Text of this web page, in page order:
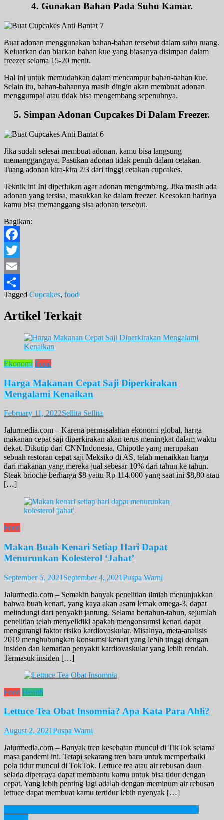
4. Gunakan Bahan Pada Suhu Kamar.
Buat adonan menggunakan bahan-bahan tersebut dalam suhu ruang.
Keluarkan dan biarkan bahan kue yang biasanya disimpan dalam
freezer selama 15-20 menit.
Hal ini untuk memudahkan dalam mencampur bahan-bahan kue.
Selain itu, bahan-bahannya masih dingin akan membuat adonan
menggumpal atau tidak bisa mengembang sepenuhnya.
5. Simpan Adonan Cupcakes Di Dalam Freezer.
Jika sudah selesai membuat adonan, kamu bisa langsung
memanggangnya. Pastikan adonan tidak penuh dalam cetakan.
Tuang adonan kira-kira 2/3 dari tinggi cetakan cupcakes.
Teknik ini Ini diperlukan agar adonan mengembang. Jika masih ada
adonan yang tersisa, masukkan ke dalam freezer. Keesokan harinya
kamu bisa memanggang sisa adonan tersebut.
Bagikan:
Facebook
Twitter
Email
Share
Tagged Cupcakes, food
Artikel Terkait
Ekonomi Food
Harga Makanan Cepat Saji Diperkirakan
Mengalami Kenaikan
February 11, 2022Sellita Sellita
Jalurmedia.com – Karena permasalahan ekonomi global, harga
makanan cepat saji diperkirakan akan terus meningkat dalam waktu
dekat. Dikutip dari CNNIndonesia, Chipotle yang merupakan
sebuah restoran cepat saji Meksiko di AS, telah menaikkan harga
dari makanan yang mereka jual sebesar 10% dari tahun ke tahun.
Steak brioche berharga $8 yaitu Rp 114.000 yang saat ini $8,80 atau
[…]
Food
Makan Buah Kenari Setiap Hari Dapat
Menurunkan Kolesterol ‘Jahat’
September 5, 2021 September 4, 2021Puspa Warni
Jalurmedia.com – Semakin banyak penelitian ilmiah menunjukkan
bahwa buah kenari, yang kaya akan asam lemak omega-3, dapat
melindungi dari penyakit jantung. Selama bertahun-tahun, sejumlah
penelitian telah menyelidiki apakah mengonsumsi kenari dapat
mengurangi faktor risiko kardiovaskular. Misalnya, meta-analisis
2019 menghubungkan konsumsi kenari yang lebih tinggi dengan
insiden dan kematian penyakit kardiovaskular yang lebih rendah.
Termasuk insiden […]
Food Health
Lettuce Tea Obat Insomnia? Apa Kata Para Ahli?
August 2, 2021Puspa Warni
Jalurmedia.com – Banyak tren kesehatan muncul di TikTok selama
masa pandemi ini. Tetapi sekarang tren baru untuk memperbaiki
pola tidur muncul di TokTok. Lettuce tea atau air rebusan daun
selada dipercaya dapat membantu kamu untuk bisa tidur dengan
cepat. Yang lebih penting lagi adalah dengan meminum air rebusan
lettuce dapat membuat kamu tertidur lebih nyenyak […]
Post